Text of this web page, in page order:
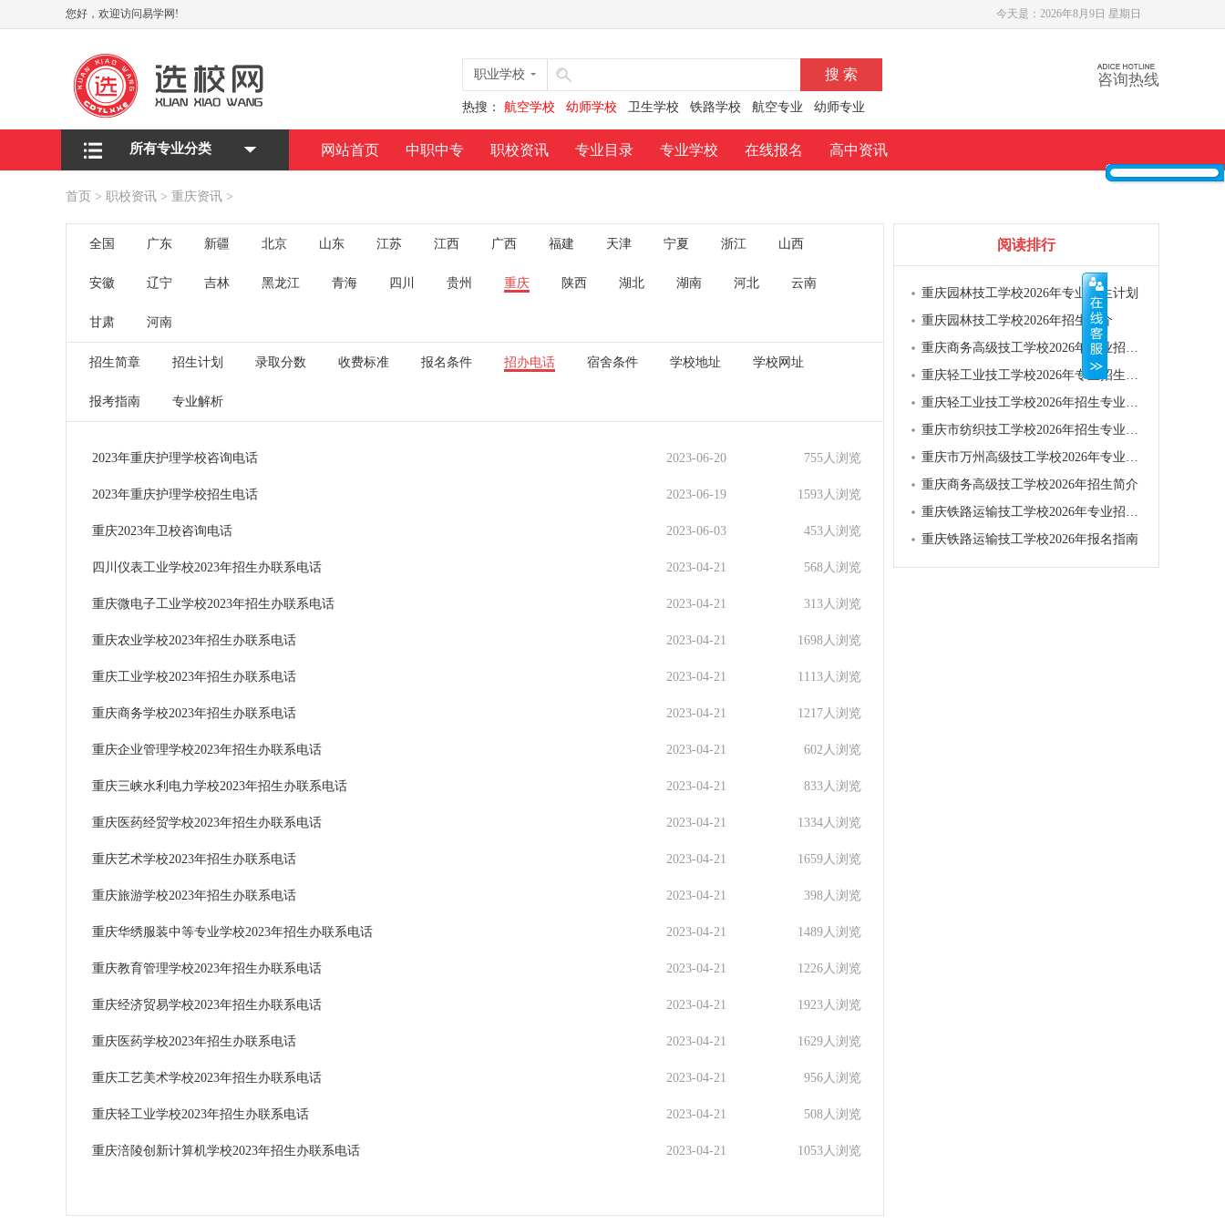
您好，欢迎访问易学网! 今天是： 2026年8月9日 星期日
职业学校
热搜： 航空学校 幼师学校 卫生学校 铁路学校 航空专业 幼师专业
咨询热线
所有专业分类 网站首页 中职中专 职校资讯 专业目录 专业学校 在线报名 高中资讯
首页 > 职校资讯 > 重庆资讯 >
全国 广东 新疆 北京 山东 江苏 江西 广西 福建 天津 宁夏 浙江 山西
安徽 辽宁 吉林 黑龙江 青海 四川 贵州 重庆 陕西 湖北 湖南 河北 云南
甘肃 河南
招生简章 招生计划 录取分数 收费标准 报名条件 招办电话 宿舍条件 学校地址 学校网址
报考指南 专业解析
2023年重庆护理学校咨询电话 2023-06-20 755人浏览
2023年重庆护理学校招生电话 2023-06-19 1593人浏览
重庆2023年卫校咨询电话 2023-06-03 453人浏览
四川仪表工业学校2023年招生办联系电话 2023-04-21 568人浏览
重庆微电子工业学校2023年招生办联系电话 2023-04-21 313人浏览
重庆农业学校2023年招生办联系电话 2023-04-21 1698人浏览
重庆工业学校2023年招生办联系电话 2023-04-21 1113人浏览
重庆商务学校2023年招生办联系电话 2023-04-21 1217人浏览
重庆企业管理学校2023年招生办联系电话 2023-04-21 602人浏览
重庆三峡水利电力学校2023年招生办联系电话 2023-04-21 833人浏览
重庆医药经贸学校2023年招生办联系电话 2023-04-21 1334人浏览
重庆艺术学校2023年招生办联系电话 2023-04-21 1659人浏览
重庆旅游学校2023年招生办联系电话 2023-04-21 398人浏览
重庆华绣服装中等专业学校2023年招生办联系电话 2023-04-21 1489人浏览
重庆教育管理学校2023年招生办联系电话 2023-04-21 1226人浏览
重庆经济贸易学校2023年招生办联系电话 2023-04-21 1923人浏览
重庆医药学校2023年招生办联系电话 2023-04-21 1629人浏览
重庆工艺美术学校2023年招生办联系电话 2023-04-21 956人浏览
重庆轻工业学校2023年招生办联系电话 2023-04-21 508人浏览
重庆涪陵创新计算机学校2023年招生办联系电话 2023-04-21 1053人浏览
阅读排行
重庆园林技工学校2026年专业招生计划
重庆园林技工学校2026年招生简介
重庆商务高级技工学校2026年专业招生计划
重庆轻工业技工学校2026年专业招生计划
重庆轻工业技工学校2026年招生专业有哪些
重庆市纺织技工学校2026年招生专业有哪些
重庆市万州高级技工学校2026年专业招生计划
重庆商务高级技工学校2026年招生简介
重庆铁路运输技工学校2026年专业招生计划
重庆铁路运输技工学校2026年报名指南